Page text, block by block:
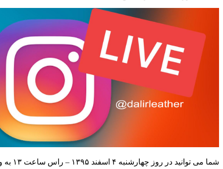
شما می توانید در روز چهارشنبه ۴ اسفند ۱۳۹۵ – راس ساعت ۱۳ به وقت ایران از طریق